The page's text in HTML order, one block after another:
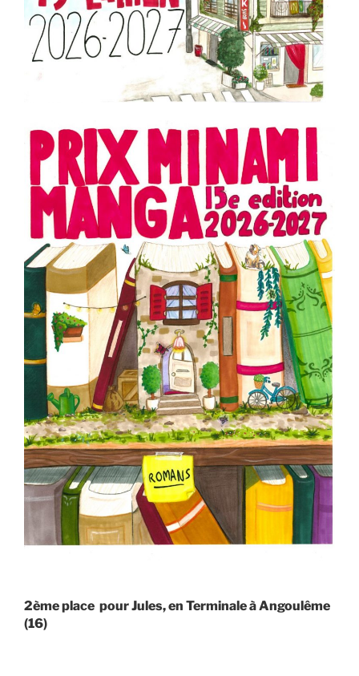
2ème place pour Jules, en Terminale à Angoulême
(16)